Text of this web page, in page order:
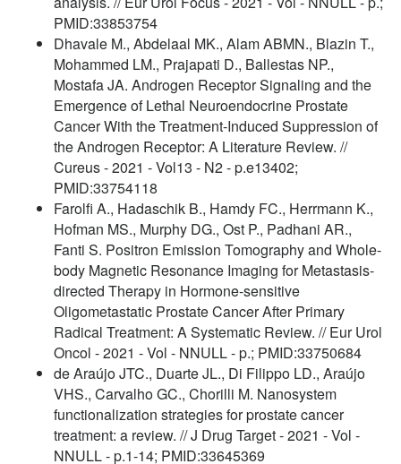
PMID:33853754
Dhavale M., Abdelaal MK., Alam ABMN., Blazin T.,
Mohammed LM., Prajapati D., Ballestas NP.,
Mostafa JA. Androgen Receptor Signaling and the
Emergence of Lethal Neuroendocrine Prostate
Cancer With the Treatment-Induced Suppression of
the Androgen Receptor: A Literature Review. //
Cureus - 2021 - Vol13 - N2 - p.e13402;
PMID:33754118
Farolfi A., Hadaschik B., Hamdy FC., Herrmann K.,
Hofman MS., Murphy DG., Ost P., Padhani AR.,
Fanti S. Positron Emission Tomography and Whole-
body Magnetic Resonance Imaging for Metastasis-
directed Therapy in Hormone-sensitive
Oligometastatic Prostate Cancer After Primary
Radical Treatment: A Systematic Review. // Eur Urol
Oncol - 2021 - Vol - NNULL - p.; PMID:33750684
de Araújo JTC., Duarte JL., Di Filippo LD., Araújo
VHS., Carvalho GC., Chorilli M. Nanosystem
functionalization strategies for prostate cancer
treatment: a review. // J Drug Target - 2021 - Vol -
NNULL - p.1-14; PMID:33645369